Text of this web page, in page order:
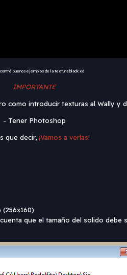
buenos ejemplos de la textura black xd
IMPORTANTE
como introducir texturas al Wally y
- Tener Photoshop
que decir, ¡Vamos a verlas!
que el tamaño del solido